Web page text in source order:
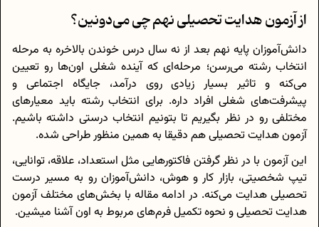
از آزمون هدایت تحصیلی نهم چی می‌دونین؟
دانش‌آموزان پایه نهم بعد از نه سال درس خوندن بالاخره به مرحله
انتخاب رشته می‌رسن؛ مرحله‌ای که آینده شغلی اون‌ها رو تعیین
می‌کنه و تاثیر بسیار زیادی روی درآمد، جایگاه اجتماعی و
پیشرفت‌های شغلی افراد داره. برای انتخاب رشته باید معیارهای
مختلفی رو در نظر بگیریم تا بتونیم انتخاب درستی داشته باشیم.
آزمون هدایت تحصیلی هم دقیقا به همین منظور طراحی شده.
این آزمون با در نظر گرفتن فاکتورهایی مثل استعداد، علاقه، توانایی،
تیپ شخصیتی، بازار کار و هوش، دانش‌آموزان رو به مسیر درست
تحصیلی هدایت می‌کنه. در ادامه مقاله با بخش‌های مختلف آزمون
هدایت تحصیلی و نحوه تکمیل فرم‌های مربوط به اون آشنا میشین.